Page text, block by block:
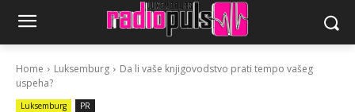
Home Luksemburg
Da li vaše knjigovodstvo prati tempo vašeg
uspeha?
Luksemburg PR